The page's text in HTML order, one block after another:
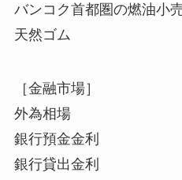
バンコク首都圏の燃油小
天然ゴム
［金融市場］
外為相場
銀行預金金利
銀行貸出金利